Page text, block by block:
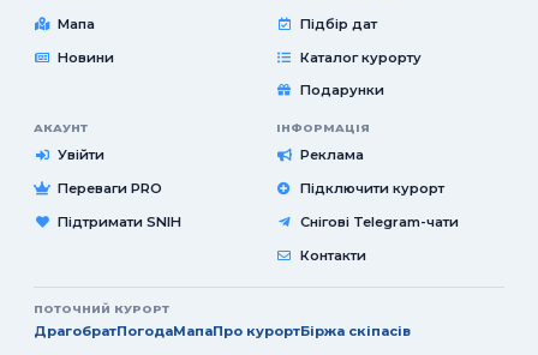
Мапа
Новини
Підбір дат
Каталог курорту
Подарунки
АКАУНТ
Увійти
Переваги PRO
Підтримати SNIH
ІНФОРМАЦІЯ
Реклама
Підключити курорт
Снігові Telegram-чати
Контакти
ПОТОЧНИЙ КУРОРТ
ДрагобратПогодаМапаПро курортБіржа скіпасів